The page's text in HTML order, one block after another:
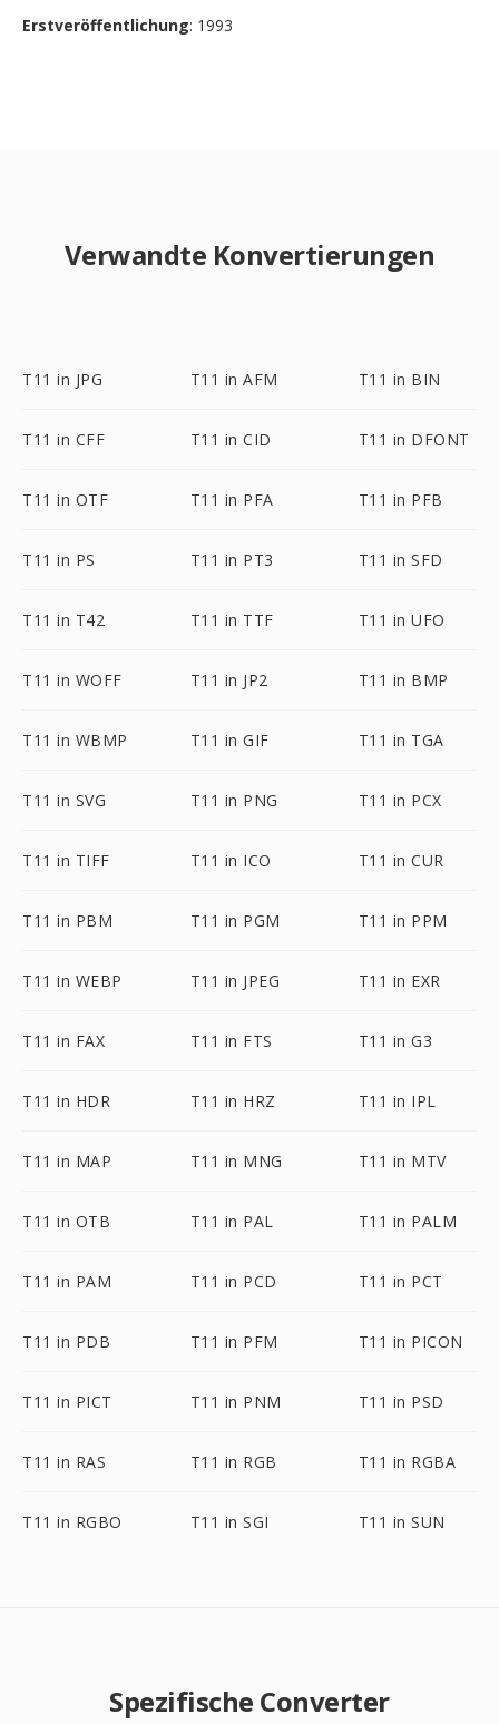
Erstveröffentlichung: 1993
Verwandte Konvertierungen
T11 in JPG T11 in AFM T11 in BIN
T11 in CFF T11 in CID T11 in DFONT
T11 in OTF T11 in PFA T11 in PFB
T11 in PS T11 in PT3 T11 in SFD
T11 in T42 T11 in TTF T11 in UFO
T11 in WOFF T11 in JP2 T11 in BMP
T11 in WBMP T11 in GIF T11 in TGA
T11 in SVG T11 in PNG T11 in PCX
T11 in TIFF T11 in ICO T11 in CUR
T11 in PBM T11 in PGM T11 in PPM
T11 in WEBP T11 in JPEG T11 in EXR
T11 in FAX T11 in FTS T11 in G3
T11 in HDR T11 in HRZ T11 in IPL
T11 in MAP T11 in MNG T11 in MTV
T11 in OTB T11 in PAL T11 in PALM
T11 in PAM T11 in PCD T11 in PCT
T11 in PDB T11 in PFM T11 in PICON
T11 in PICT T11 in PNM T11 in PSD
T11 in RAS T11 in RGB T11 in RGBA
T11 in RGBO T11 in SGI T11 in SUN
Spezifische Converter